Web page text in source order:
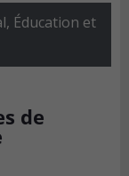
, Éducation et
de